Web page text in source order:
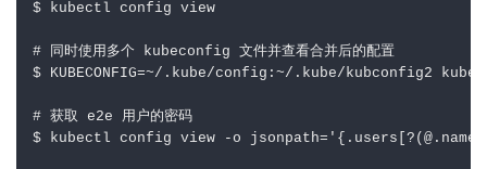
$ kubectl config view
# 同时使用多个 kubeconfig 文件并查看合并后的配置
$ KUBECONFIG=~/.kube/config:~/.kube/kubconfig2
# 获取 e2e 用户的密码
$ kubectl config view -o jsonpath=